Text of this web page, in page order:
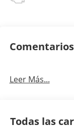
Leer Más...
Todas las